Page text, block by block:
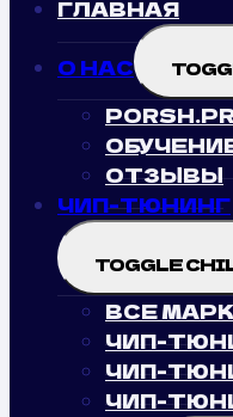
ГЛАВНАЯ
О НАС
ОТЗЫВЫ
ЧИП-ТЮНИНГ
TOGGLE
ВСЕ
ЧИП-
ЧИП-
ЧИП-